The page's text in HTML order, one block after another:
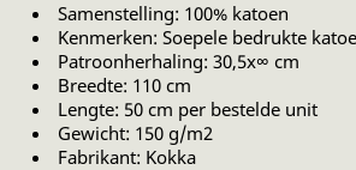
Samenstelling: 100% katoen
Kenmerken: Soepele bedrukte
Patroonherhaling: 30,5x∞ cm
Breedte: 110 cm
Lengte: 50 cm per bestelde unit
Gewicht: 150 g/m2
Fabrikant: Kokka